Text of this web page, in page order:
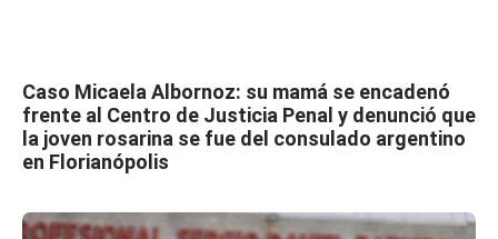
Caso Micaela Albornoz: su mamá se encadenó
frente al Centro de Justicia Penal y denunció que
la joven rosarina se fue del consulado argentino
en Florianópolis